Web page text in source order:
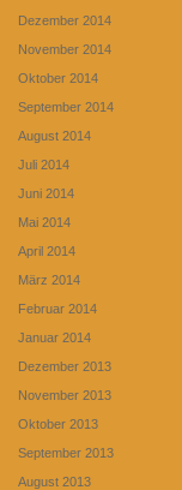
Dezember 2014
November 2014
Oktober 2014
September 2014
August 2014
Juli 2014
Juni 2014
Mai 2014
April 2014
März 2014
Februar 2014
Januar 2014
Dezember 2013
November 2013
Oktober 2013
September 2013
August 2013